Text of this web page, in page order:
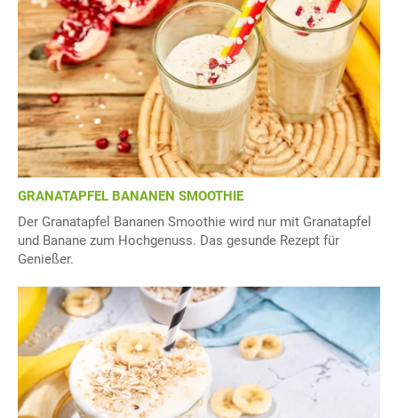
GRANATAPFEL BANANEN SMOOTHIE
Der Granatapfel Bananen Smoothie wird nur mit Granatapfel
und Banane zum Hochgenuss. Das gesunde Rezept für
Genießer.